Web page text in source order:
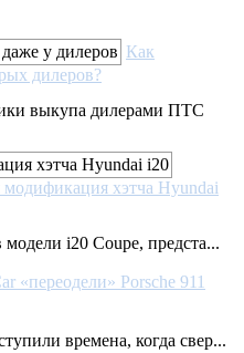
Как
дилеров?
выкупа дилерами ПТС
модификация хэтча Hyundai
i20 Coupe, предста...
«переодели» Porsche 911
времена, когда свер...